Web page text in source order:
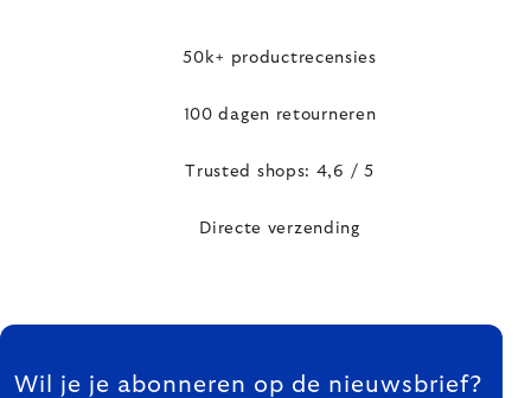
50k+ productrecensies
100 dagen retourneren
Trusted shops: 4,6 / 5
Directe verzending
FOOTER
Wil je je abonneren op de nieuwsbrief?